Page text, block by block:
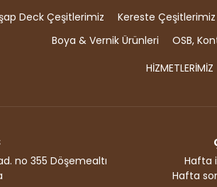
Deck Çeşitlerimiz Kereste Çeşitlerimiz
Boya & Vernik Ürünleri
OSB,
HİZMETLERİMİZ
no 355 Döşemealtı
Hafta
Hafta